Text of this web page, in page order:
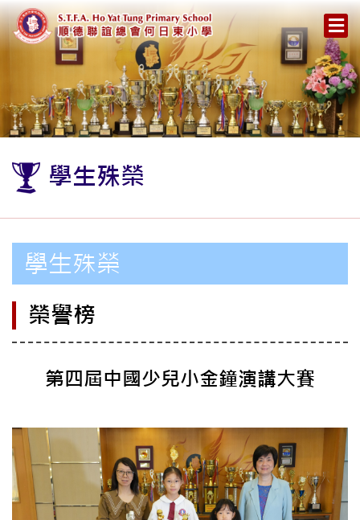
學生殊榮
學生殊榮
榮譽榜
第四屆中國少兒小金鐘演講大賽